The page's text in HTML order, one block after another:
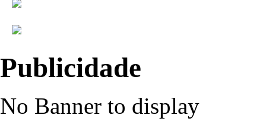
Publicidade
No Banner to display